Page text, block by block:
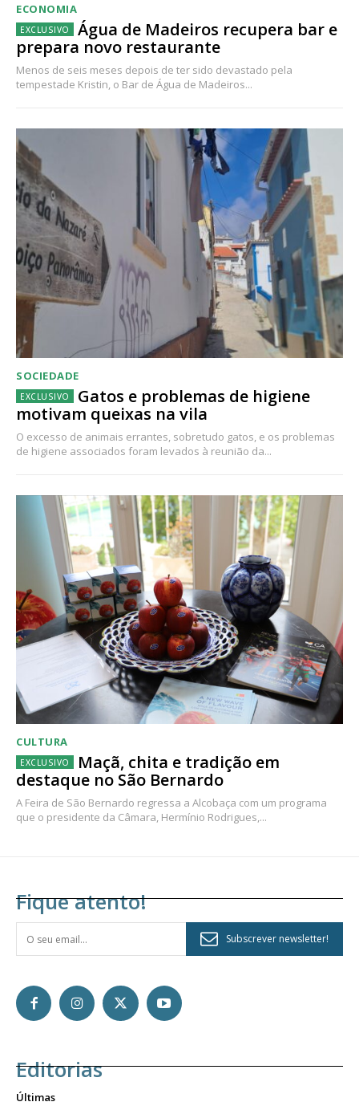
ECONOMIA
Água de Madeiros recupera bar e
prepara novo restaurante
Menos de seis meses depois de ter sido devastado pela
tempestade Kristin, o Bar de Água de Madeiros...
SOCIEDADE
Gatos e problemas de higiene
motivam queixas na vila
O excesso de animais errantes, sobretudo gatos, e os problemas
de higiene associados foram levados à reunião da...
CULTURA
Maçã, chita e tradição em
destaque no São Bernardo
A Feira de São Bernardo regressa a Alcobaça com um programa
que o presidente da Câmara, Hermínio Rodrigues,...
Fique atento!
Subscrever newsletter!
Editorias
Últimas